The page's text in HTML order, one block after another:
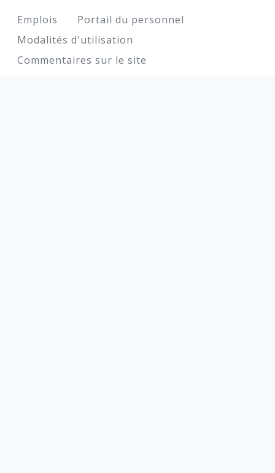
Footer
Emplois
Portail du personnel
Modalités d'utilisation
Commentaires sur le site